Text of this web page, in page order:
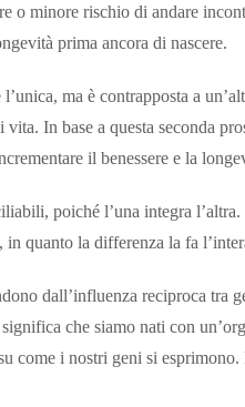
o minore rischio di andare
prima ancora di nascere.
ma è contrapposta a
In base a questa seconda
il benessere e la
poiché l’una integra
quanto la differenza la fa
dall’influenza reciproca tra
che siamo nati con
come i nostri geni si